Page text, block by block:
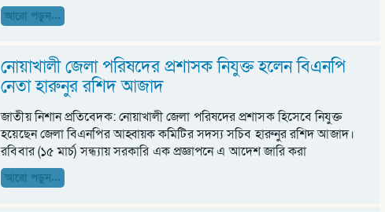
আরো পড়ুন...
নোয়াখালী জেলা পরিষদের প্রশাসক নিযুক্ত হলেন বিএনপি
নেতা হারুনুর রশিদ আজাদ
জাতীয় নিশান প্রতিবেদক: নোয়াখালী জেলা পরিষদের প্রশাসক হিসেবে নিযুক্ত
হয়েছেন জেলা বিএনপির আহ্বায়ক কমিটির সদস্য সচিব হারুনুর রশিদ আজাদ।
রবিবার (১৫ মার্চ) সন্ধ্যায় সরকারি এক প্রজ্ঞাপনে এ আদেশ জারি করা
আরো পড়ুন...